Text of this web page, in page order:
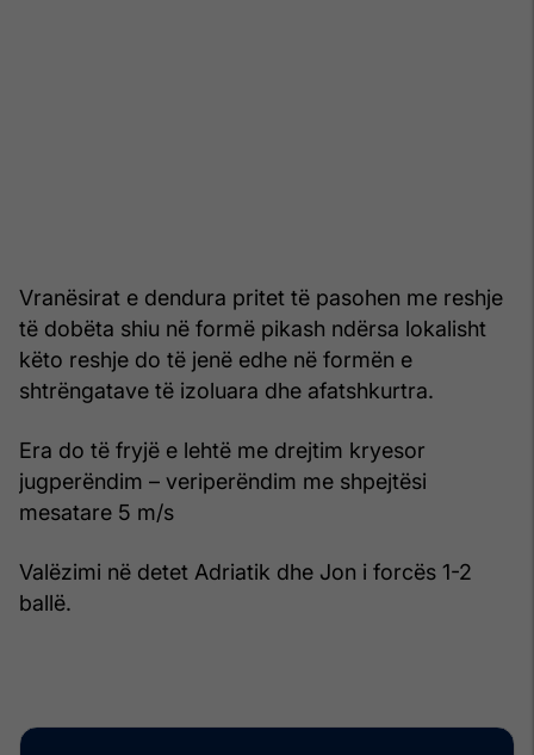
Vranësirat e dendura pritet të pasohen me reshje
të dobëta shiu në formë pikash ndërsa lokalisht
këto reshje do të jenë edhe në formën e
shtrëngatave të izoluara dhe afatshkurtra.
Era do të fryjë e lehtë me drejtim kryesor
jugperëndim – veriperëndim me shpejtësi
mesatare 5 m/s
Valëzimi në detet Adriatik dhe Jon i forcës 1-2
ballë.